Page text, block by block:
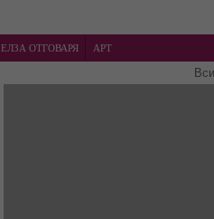
ЕЛЗА ОТГОВАРЯ
АРТ